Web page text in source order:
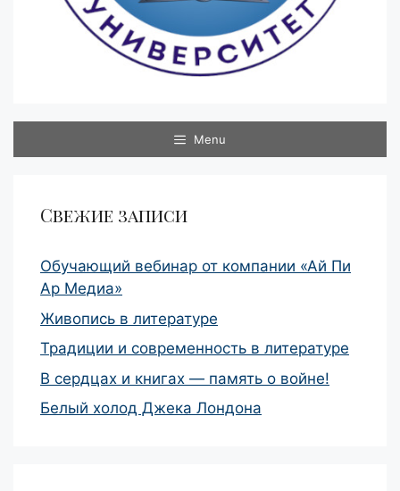
Menu
Свежие записи
Обучающий вебинар от компании «Ай Пи
Ар Медиа»
Живопись в литературе
Традиции и современность в литературе
В сердцах и книгах — память о войне!
Белый холод Джека Лондона